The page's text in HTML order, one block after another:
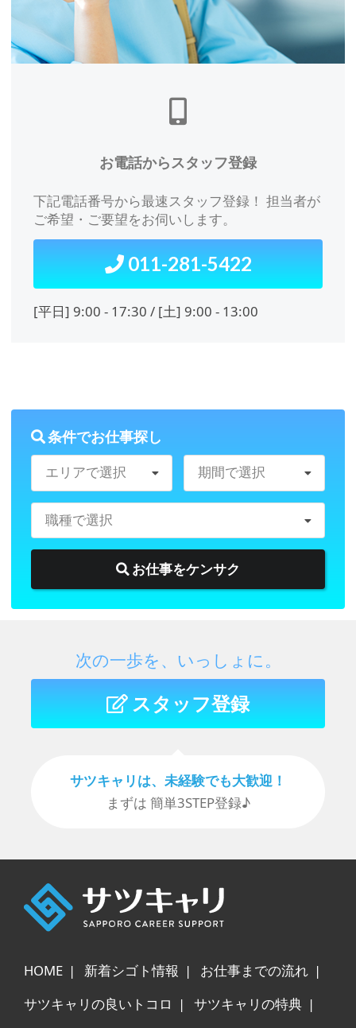
機密保持についての契約を交わし、適
切な管理を実施させます。
ご本人は、当社に対してご自身の個人
示、内容の訂正・追加・削除、利用の
止）に関して、下記窓口に申し出るこ
とができます。その際は合理的な期間
内に対応いたします。
株式会社サツキャリ 個人情報問
soumubu@career-support.co.jp
TEL：011-281-5423（受付時間
平日9：00～18：00)
6. 個人情報を与えることの任意性と与
えなかった場合に生じる結果
意判断によりますが、ご提供いただけ
ない場合、ご希望の対応が受けられな
い場合があります。予めご了承下さ
お電話からスタッフ登録
下記電話番号から最速スタッフ登録！ 担当者が
ご希望・ご要望をお伺いします。
011-281-5422
[平⽇] 9:00 - 17:30 / [⼟] 9:00 - 13:00
条件でお仕事探し
エリアで選択 期間で選択
職種で選択
お仕事をケンサク
次の一歩を、いっしょに。
スタッフ登録
サツキャリは、未経験でも⼤歓迎！
まずは 簡単3STEP登録♪
HOME 新着シゴト情報
お仕事までの流れ
サツキャリの良いトコロ
サツキャリの特典